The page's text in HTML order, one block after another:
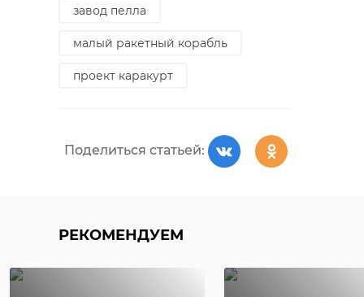
завод пелла
малый ракетный корабль
проект каракурт
Поделиться статьей:
РЕКОМЕНДУЕМ
Поделиться статьей:
Следователи
Волхова почтили
Соснового